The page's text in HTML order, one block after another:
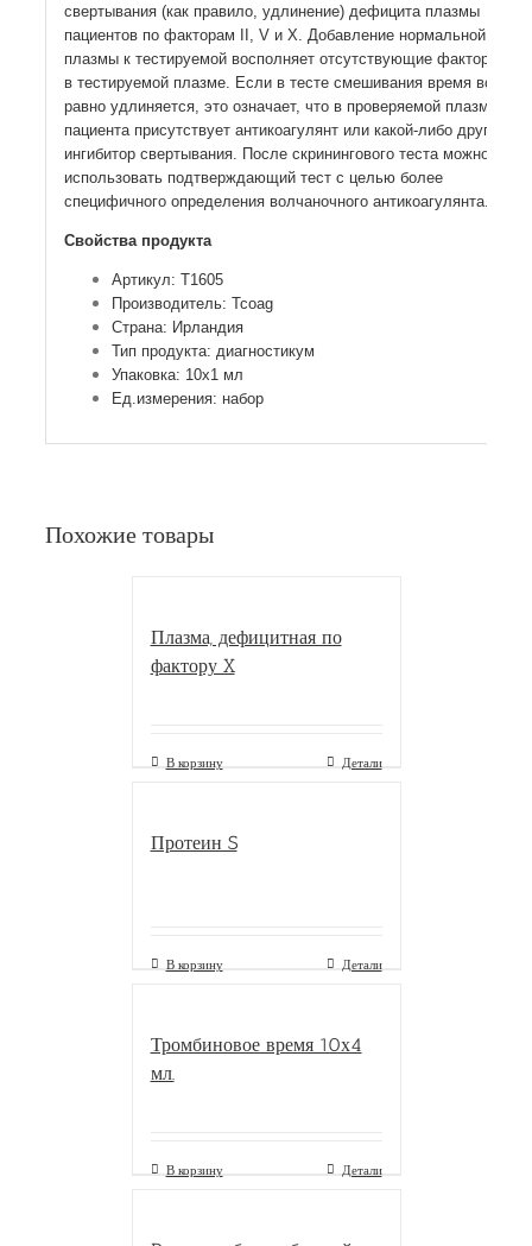
свертывания (как правило, удлинение) дефицита плазмы
пациентов по факторам II, V и X. Добавление нормальной
плазмы к тестируемой восполняет отсутствующие факторы
в тестируемой плазме. Если в тесте смешивания время все
равно удлиняется, это означает, что в проверяемой плазме
пациента присутствует антикоагулянт или какой-либо другой
ингибитор свертывания. После скринингового теста можно
использовать подтверждающий тест с целью более
специфичного определения волчаночного антикоагулянта.
Свойства продукта
Артикул: T1605
Производитель: Tcoag
Страна: Ирландия
Тип продукта: диагностикум
Упаковка: 10х1 мл
Ед.измерения: набор
Похожие товары
Плазма, дефицитная по
фактору X
В корзину Детали
Протеин S
В корзину Детали
Тромбиновое время 10х4
мл.
В корзину Детали